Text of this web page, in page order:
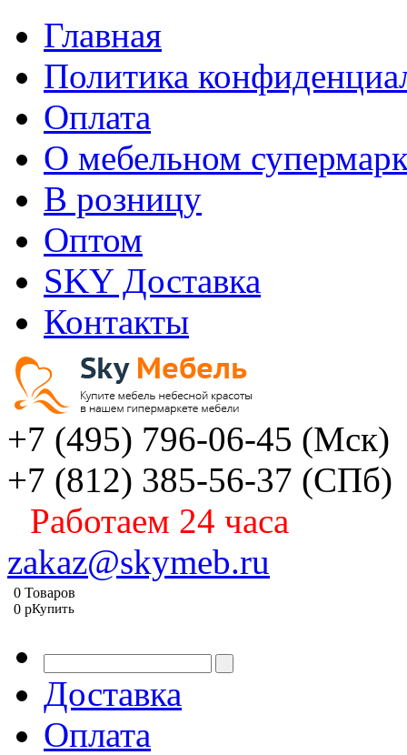
Главная
Политика
Оплата
О мебельном
В розницу
Оптом
SKY Доставка
Контакты
+7 (495) 796-06-45 (Мск)
+7 (812) 385-56-37 (СПб)
Работаем 24 часа
zakaz@skymeb.ru
0 Товаров
0 pКупить
Доставка
Оплата